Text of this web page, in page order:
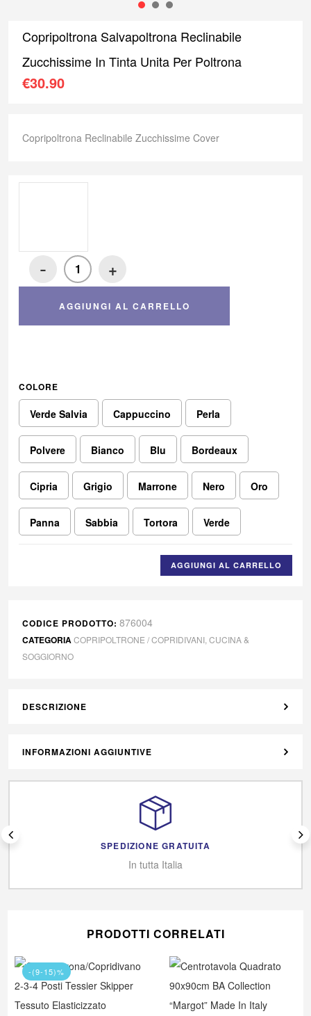
Copripoltrona Salvapoltrona Reclinabile
Zucchissime In Tinta Unita Per Poltrona
€30.90
Copripoltrona Reclinabile Zucchissime Cover
- +
AGGIUNGI AL CARRELLO
COLORE
Verde Salvia Cappuccino Perla
Polvere Bianco Blu Bordeaux
Cipria Grigio Marrone Nero Oro
Panna Sabbia Tortora Verde
AGGIUNGI AL CARRELLO
CODICE PRODOTTO: 876004
CATEGORIACOPRIPOLTRONE / COPRIDIVANI CUCINA &
SOGGIORNO
DESCRIZIONE
INFORMAZIONI AGGIUNTIVE
SPEDIZIONE GRATUITA
In tutta Italia
PRODOTTI CORRELATI
-(9-15)%